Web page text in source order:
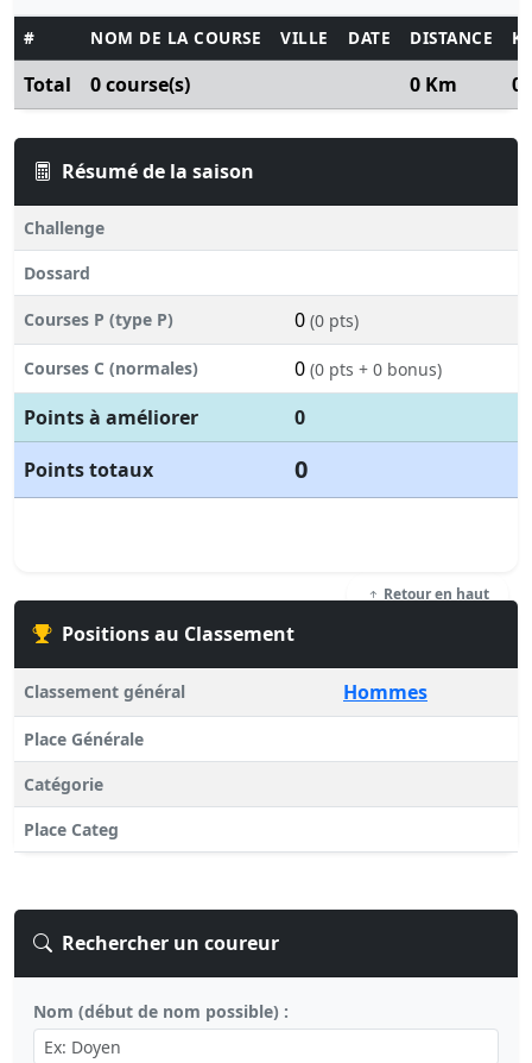
# NOM DE LA COURSE VILLE DATE DISTANCE
Total 0 course(s) 0 Km 0
Résumé de la saison
Challenge
Dossard
Courses P (type P) 0 (0 pts)
Courses C (normales) 0 (0 pts + 0 bonus)
Points à améliorer
0
Points totaux
0
Retour en haut
Positions au Classement
Classement général Hommes
Place Générale
Catégorie
Place Categ
Rechercher un coureur
Nom (début de nom possible) :